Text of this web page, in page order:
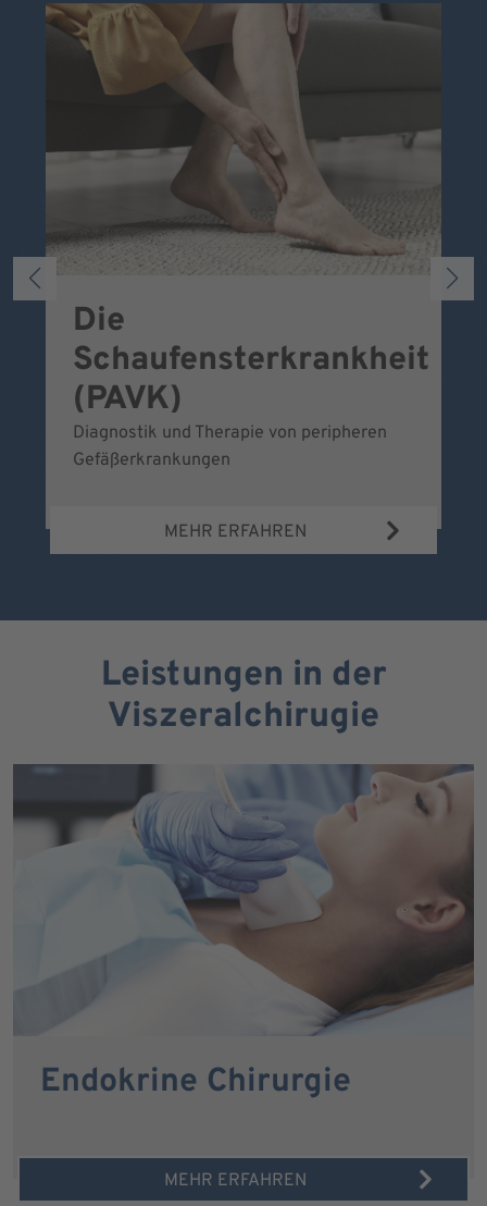
Die
Schaufensterkrankheit
(PAVK)
Diagnostik und Therapie von peripheren
Gefäßerkrankungen
MEHR ERFAHREN
Leistungen in der
Viszeralchirugie
Endokrine Chirurgie
MEHR ERFAHREN